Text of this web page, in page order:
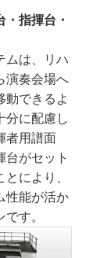
・指揮台・
ムは、リハ
演奏会場へ
動できるよ
分に配慮し
者用譜面
台がセット
により、
性能が活か
す。